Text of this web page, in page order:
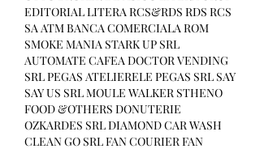
EDITORIAL LITERA RCS&RDS RDS RCS
SA ATM BANCA COMERCIALA ROM
SMOKE MANIA STARK UP SRL
AUTOMATE CAFEA DOCTOR VENDING
SRL PEGAS ATELIERELE PEGAS SRL SAY
SAY US SRL MOULE WALKER STHENO
FOOD &OTHERS DONUTERIE
OZKARDES SRL DIAMOND CAR WASH
CLEAN GO SRL FAN COURIER FAN